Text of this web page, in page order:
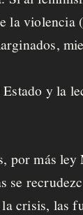
la violencia
y la
por más ley
se
crisis, las